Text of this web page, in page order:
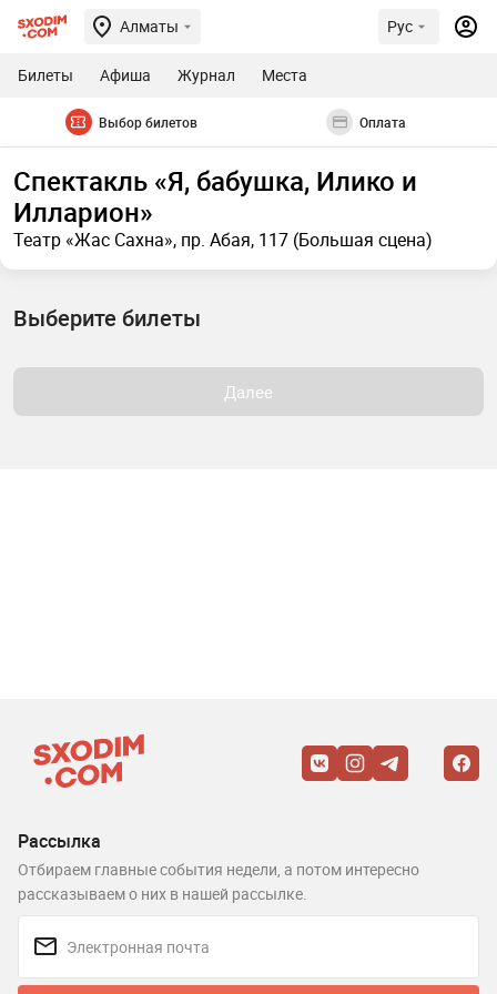
Алматы Рус
Билеты Афиша Журнал Места
Выбор билетов Оплата
Спектакль «Я, бабушка, Илико и
Илларион»
Театр «Жас Сахна», пр. Абая, 117 (Большая сцена)
Выберите билеты
Далее
Рассылка
Отбираем главные события недели, а потом интересно
рассказываем о них в нашей рассылке.